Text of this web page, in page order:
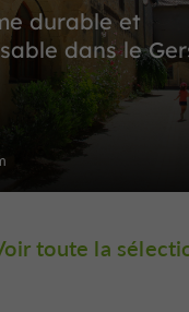
durable et
dans le
toute la